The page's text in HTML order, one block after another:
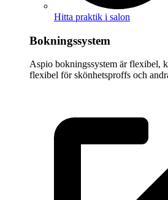
Hitta praktik i salon
Bokningssystem
Aspio bokningssystem är flexibel,
flexibel för skönhetsproffs och